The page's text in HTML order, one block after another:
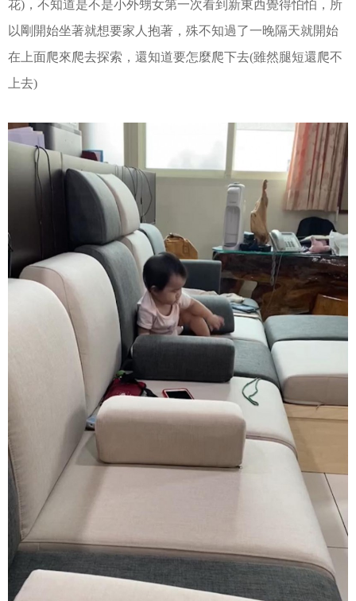
花)， 不知道是不是小外甥女第一次看到新東西覺得怕怕，所
以剛開始坐著就想要家人抱著， 殊不知過了一晚隔天就開始
在上面爬來爬去探索，還知道要怎麼爬下去(雖然腿短還爬不
上去)